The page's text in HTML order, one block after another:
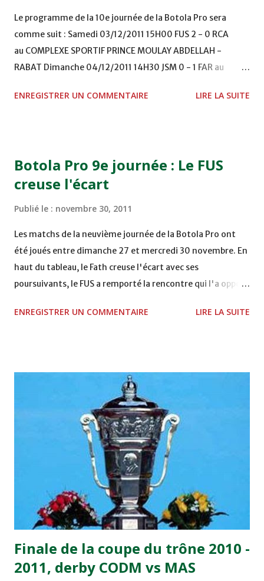
Le programme de la 10e journée de la Botola Pro sera
comme suit : Samedi 03/12/2011 15H00 FUS 2 - 0 RCA
au COMPLEXE SPORTIF PRINCE MOULAY ABDELLAH -
RABAT Dimanche 04/12/2011 14H30 JSM 0 - 1 FAR au
TERRAIN EL ABDI - EL JADIDA 16h30 OCK 0 - 1 HUSA
Mardi 06/12/2011 15H00 WAF - OCS au COMPLEXE SPORTIF
DE FES - FES WAC - MAS Reporté pour cause de finale de la
ENREGISTRER UN COMMENTAIRE LIRE LA SUITE
Botola Pro 9e journée : Le FUS
creuse l'écart
Publié le : novembre 30, 2011
Les matchs de la neuvième journée de la Botola Pro ont
été joués entre dimanche 27 et mercredi 30 novembre. En
haut du tableau, le Fath creuse l'écart avec ses
poursuivants, le FUS a remporté la rencontre qui l'a opposé
2, Badr Kachani a ouvert la marque à la 38e pour les
joueurs soussis, et ont réussi à mener au score à la dernière
minute du temps réglementaire grâce à un but de Mourad
Benchrifa. Son poursuivant direct le CRA de son coté a
chuté à domicile face à l'OCK sur le score de 0 - 2. La
bonne affaire de la semaine a été réalisée par le Moghreb
de Tetouan qui s'est hissé à la deuxième place après avoir
remporté trois précieux points sur la pelouse du complexe
Moulay Abdallah face aux FAR grâce à un but marqué par
Abdeladim Khadrouf à la 61e...
ENREGISTRER UN COMMENTAIRE LIRE LA SUITE
Finale de la coupe du trône 2010 -
2011, derby CODM vs MAS